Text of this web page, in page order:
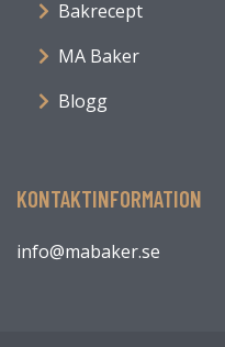
Bakrecept
MA Baker
Blogg
KONTAKTINFORMATION
info@mabaker.se